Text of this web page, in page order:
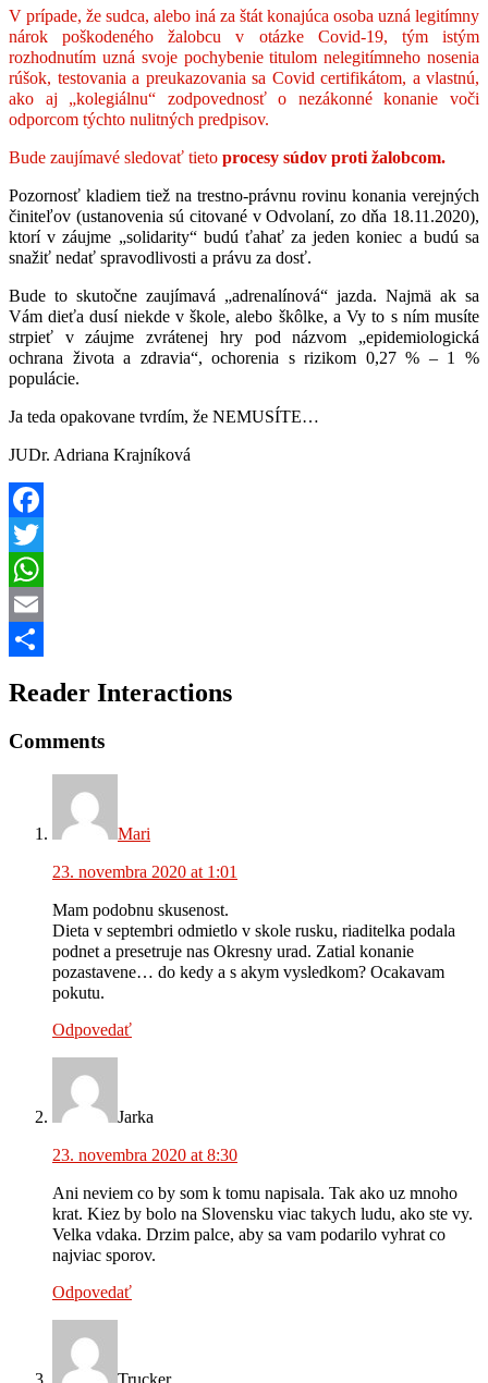
V prípade, že sudca, alebo iná za štát konajúca osoba uzná legitímny
nárok poškodeného žalobcu v otázke Covid-19, tým istým
rozhodnutím uzná svoje pochybenie titulom nelegitímneho nosenia
rúšok, testovania a preukazovania sa Covid certifikátom, a vlastnú,
ako aj „kolegiálnu“ zodpovednosť o nezákonné konanie voči
odporcom týchto nulitných predpisov.
Bude zaujímavé sledovať tieto procesy súdov proti žalobcom.
Pozornosť kladiem tiež na trestno-právnu rovinu konania verejných
činiteľov (ustanovenia sú citované v Odvolaní, zo dňa 18.11.2020),
ktorí v záujme „solidarity“ budú ťahať za jeden koniec a budú sa
snažiť nedať spravodlivosti a právu za dosť.
Bude to skutočne zaujímavá „adrenalínová“ jazda. Najmä ak sa
Vám dieťa dusí niekde v škole, alebo škôlke, a Vy to s ním musíte
strpieť v záujme zvrátenej hry pod názvom „epidemiologická
ochrana života a zdravia“, ochorenia s rizikom 0,27 % – 1 %
populácie.
Ja teda opakovane tvrdím, že NEMUSÍTE…
JUDr. Adriana Krajníková
Facebook
Twitter
WhatsApp
Email
Reader Interactions
Comments
Mari
23. novembra 2020 at 1:01
Mam podobnu skusenost.
Dieta v septembri odmietlo v skole rusku, riaditelka podala
podnet a presetruje nas Okresny urad. Zatial konanie
pozastavene… do kedy a s akym vysledkom? Ocakavam
pokutu.
Odpovedať
Jarka
23. novembra 2020 at 8:30
Ani neviem co by som k tomu napisala. Tak ako uz mnoho
krat. Kiez by bolo na Slovensku viac takych ludu, ako ste vy.
Velka vdaka. Drzim palce, aby sa vam podarilo vyhrat co
najviac sporov.
Odpovedať
Trucker